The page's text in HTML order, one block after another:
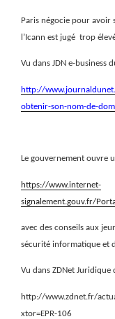
Paris négocie pour avoir
l’Icann est jugé trop
Vu dans JDN e-business
http://
obtenir-son-nom-de-
Le gouvernement ouvre
https://www.internet-
signalement.gouv.fr/
avec des conseils aux
sécurité informatique et
Vu dans ZDNet
http://www.zdnet.fr/
xtor=EPR-106